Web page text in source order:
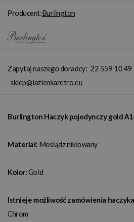
Producent:Burlington
Zapytaj naszego doradcy: 22 559 10 49
sklep@lazienkaretro.eu
Burlington Haczyk pojedynczy gold
Materiał: Mosiądz niklowany
Kolor:Gold
Istnieje możliwość zamówienia
Chrom